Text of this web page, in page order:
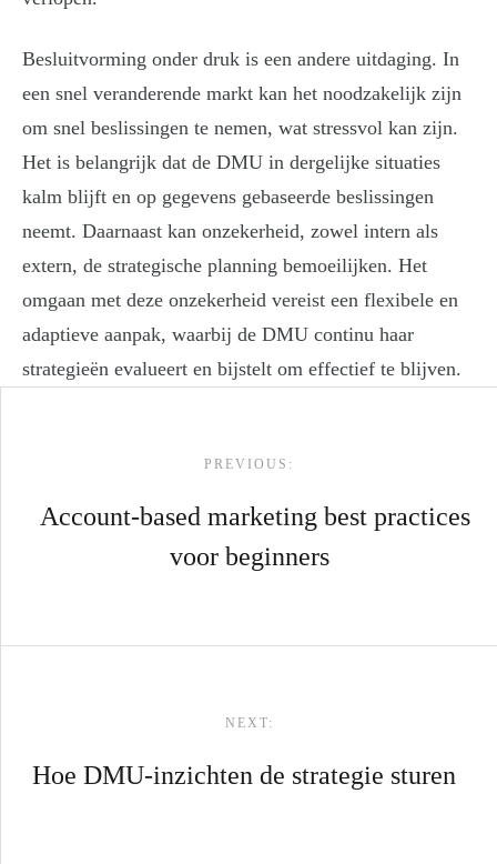
Besluitvorming onder druk is een andere uitdaging. In
een snel veranderende markt kan het noodzakelijk zijn
om snel beslissingen te nemen, wat stressvol kan zijn.
Het is belangrijk dat de DMU in dergelijke situaties
kalm blijft en op gegevens gebaseerde beslissingen
neemt. Daarnaast kan onzekerheid, zowel intern als
extern, de strategische planning bemoeilijken. Het
omgaan met deze onzekerheid vereist een flexibele en
adaptieve aanpak, waarbij de DMU continu haar
strategieën evalueert en bijstelt om effectief te blijven.
PREVIOUS:
Account-based marketing best practices
voor beginners
NEXT:
Hoe DMU-inzichten de strategie sturen